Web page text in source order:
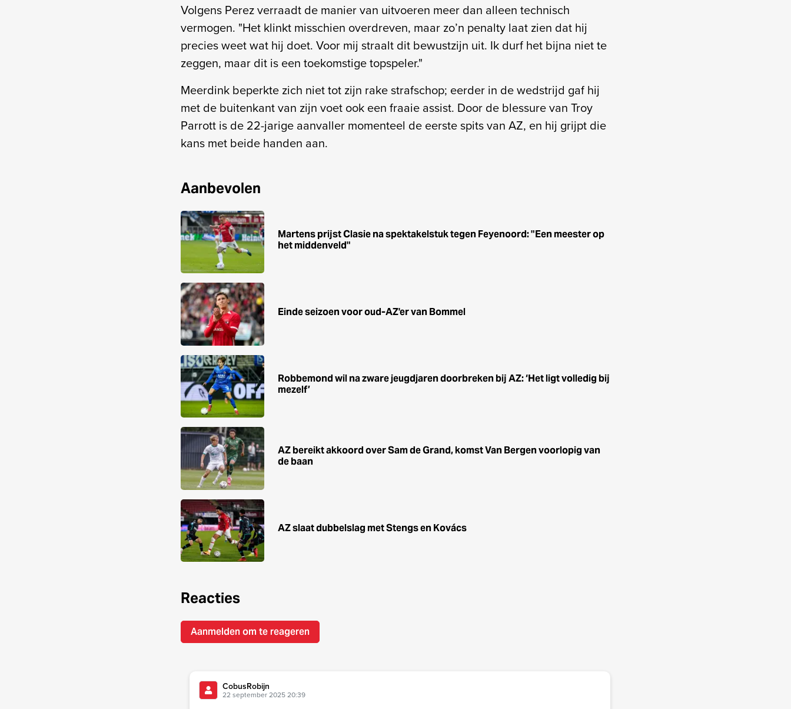
Volgens Perez verraadt de manier van uitvoeren meer dan alleen technisch
vermogen. "Het klinkt misschien overdreven, maar zo’n penalty laat zien dat hij
precies weet wat hij doet. Voor mij straalt dit bewustzijn uit. Ik durf het bijna niet te
zeggen, maar dit is een toekomstige topspeler."
Meerdink beperkte zich niet tot zijn rake strafschop; eerder in de wedstrijd gaf hij
met de buitenkant van zijn voet ook een fraaie assist. Door de blessure van Troy
Parrott is de 22-jarige aanvaller momenteel de eerste spits van AZ, en hij grijpt die
kans met beide handen aan.
Aanbevolen
Martens prijst Clasie na spektakelstuk tegen Feyenoord: "Een meester op
het middenveld"
Einde seizoen voor oud-AZ'er van Bommel
Robbemond wil na zware jeugdjaren doorbreken bij AZ: ‘Het ligt volledig bij
mezelf’
AZ bereikt akkoord over Sam de Grand, komst Van Bergen voorlopig van
de baan
AZ slaat dubbelslag met Stengs en Kovács
Reacties
Aanmelden om te reageren
CobusRobijn
22 september 2025 20:39